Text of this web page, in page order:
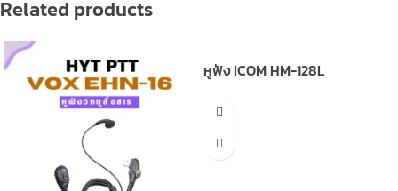
Related products
หูฟัง ICOM HM-128L